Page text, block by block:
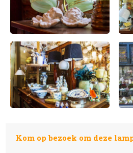
Kom op bezoek om deze